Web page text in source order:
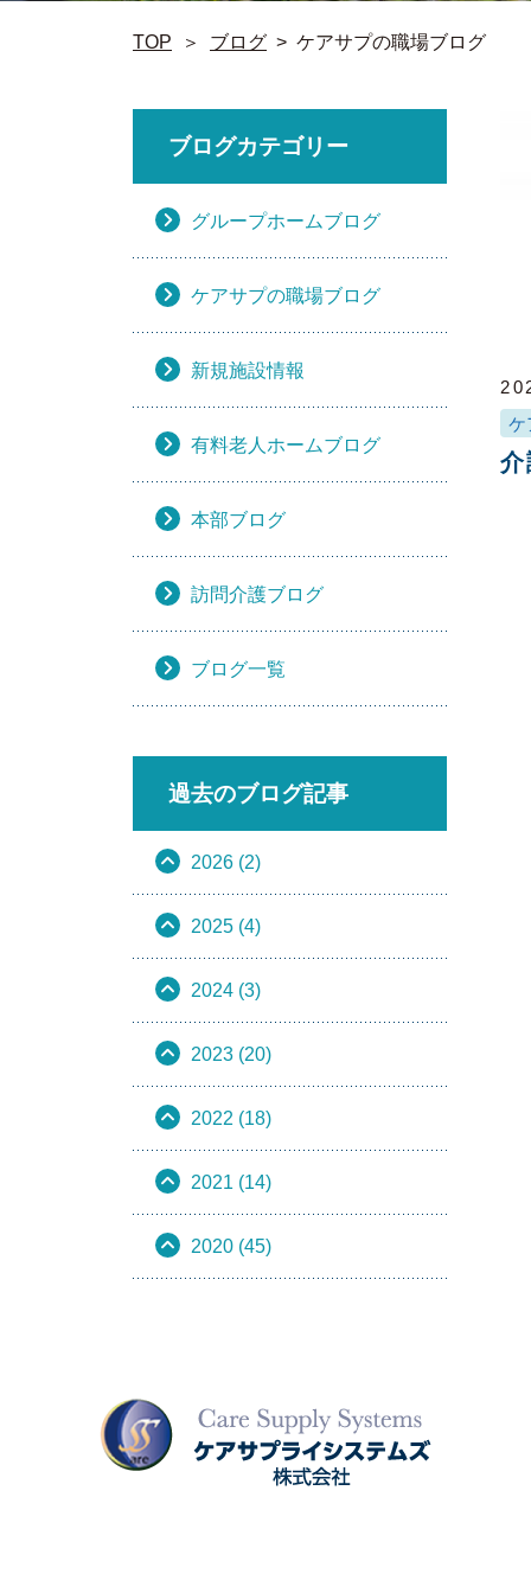
TOP ＞ ブログ > ケアサプの職場ブログ
ケ
介
ブログカテゴリー
グループホームブログ
ケアサプの職場ブログ
新規施設情報
有料老人ホームブログ
本部ブログ
訪問介護ブログ
ブログ一覧
過去のブログ記事
2026 (2)
2025 (4)
2024 (3)
2023 (20)
2022 (18)
2021 (14)
2020 (45)